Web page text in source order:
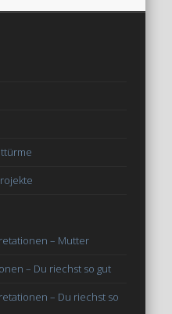
– Mutter
– Du riechst so gut
– Du riechst so